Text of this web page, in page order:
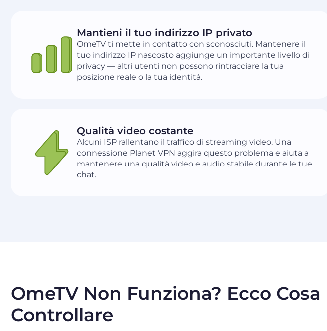
Mantieni il tuo indirizzo IP privato
OmeTV ti mette in contatto con sconosciuti. Mantenere il
tuo indirizzo IP nascosto aggiunge un importante livello di
privacy — altri utenti non possono rintracciare la tua
posizione reale o la tua identità.
Qualità video costante
Alcuni ISP rallentano il traffico di streaming video. Una
connessione Planet VPN aggira questo problema e aiuta a
mantenere una qualità video e audio stabile durante le tue
chat.
OmeTV Non Funziona? Ecco Cosa
Controllare